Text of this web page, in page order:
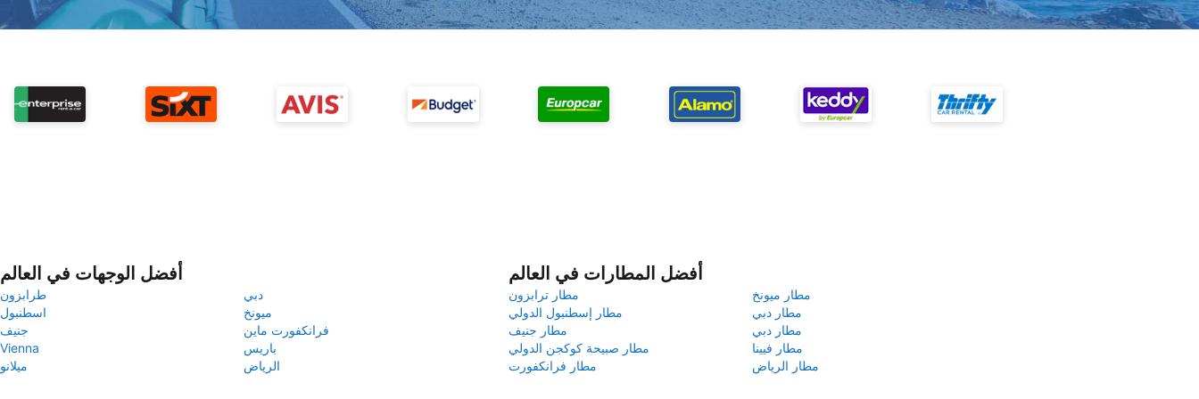
أفضل الوجهات في العالم
طرابزون
دبي
اسطنبول
ميونخ
جنيف
فرانكفورت ماين
Vienna
باريس
ميلانو
الرياض
أفضل المطارات في العالم
مطار ترابزون
مطار ميونخ
مطار إسطنبول الدولي
مطار دبي
مطار جنيف
مطار دبي
مطار صبيحة كوكجن الدولي
مطار فيينا
مطار فرانكفورت
مطار الرياض